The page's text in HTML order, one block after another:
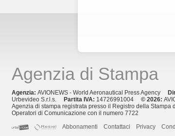
Agenzia di Stampa
Agenzia: AVIONEWS - World Aeronautical Press Agency
Urbevideo S.r.l.s.
Partita IVA: 14726991004 © 2026:
Agenzia di stampa registrata presso il Registro della
Operatori di Comunicazione con il numero 7722
Abbonamenti
Contattaci Privacy